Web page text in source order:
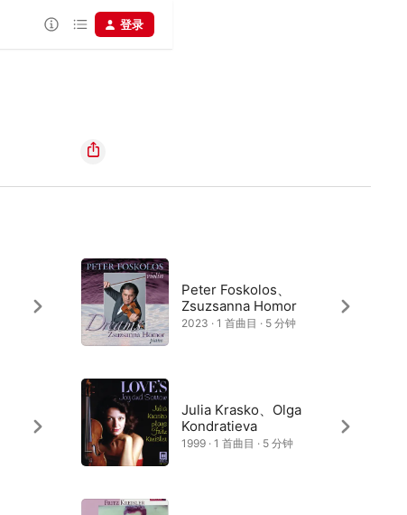
登录
Peter Foskolos、
Zsuzsanna Homor
2023 · 1 首曲目 · 5 分钟
Julia Krasko、Olga
Kondratieva
1999 · 1 首曲目 · 5 分钟